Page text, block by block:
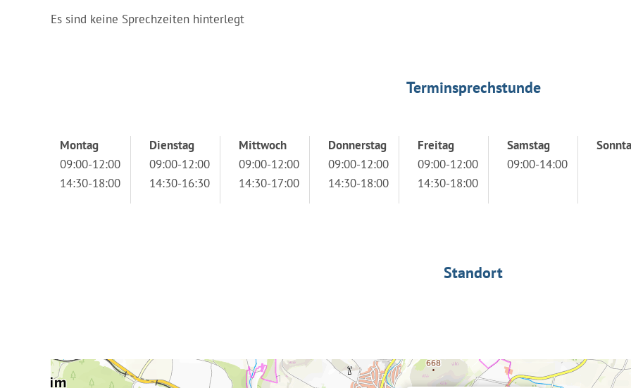
Es sind keine Sprechzeiten hinterlegt
Terminsprechstunde
Montag
09:00-12:00
14:30-18:00
Dienstag
09:00-12:00
14:30-16:30
Mittwoch
09:00-12:00
14:30-17:00
Donnerstag
09:00-12:00
14:30-18:00
Freitag
09:00-12:00
14:30-18:00
Samstag
09:00-14:00
Standort